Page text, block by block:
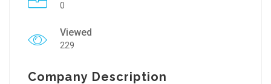
0
Viewed
229
Company Description